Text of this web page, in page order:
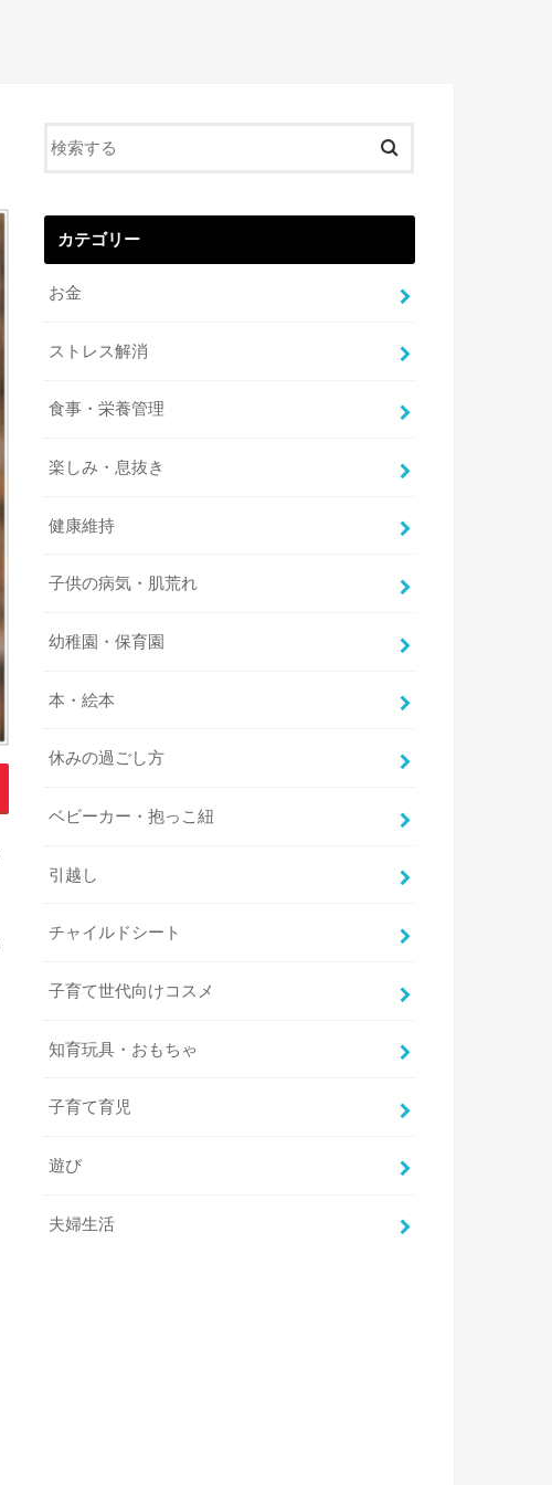
カテゴリー
お金
ストレス解消
食事・栄養管理
楽しみ・息抜き
健康維持
子供の病気・肌荒れ
幼稚園・保育園
本・絵本
休みの過ごし方
ベビーカー・抱っこ紐
引越し
チャイルドシート
子育て世代向けコスメ
知育玩具・おもちゃ
子育て育児
遊び
夫婦生活